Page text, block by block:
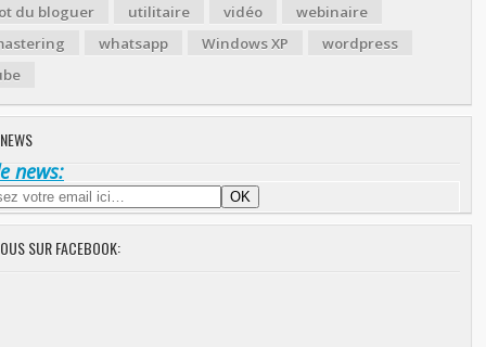
du bloguer
utilitaire vidéo
webinaire
whatsapp Windows XP
wordpress
news:
SUR FACEBOOK: